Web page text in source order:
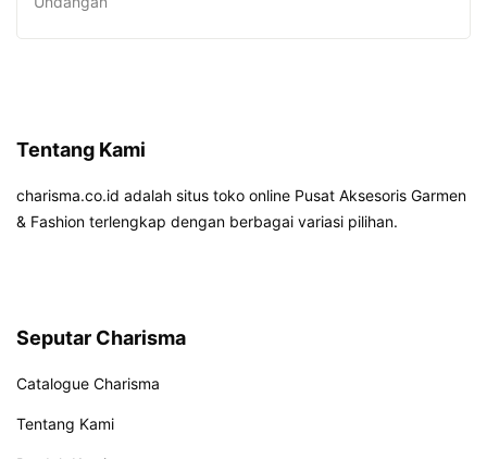
Tentang Kami
charisma.co.id adalah situs toko online Pusat Aksesoris Garmen
& Fashion terlengkap dengan berbagai variasi pilihan.
Seputar Charisma
Catalogue Charisma
Tentang Kami